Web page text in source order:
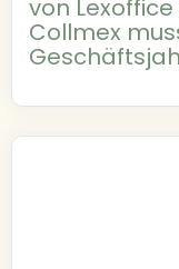
von
Collmex